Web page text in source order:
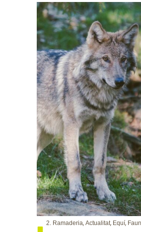
2. Ramaderia, Actualitat, Equí,